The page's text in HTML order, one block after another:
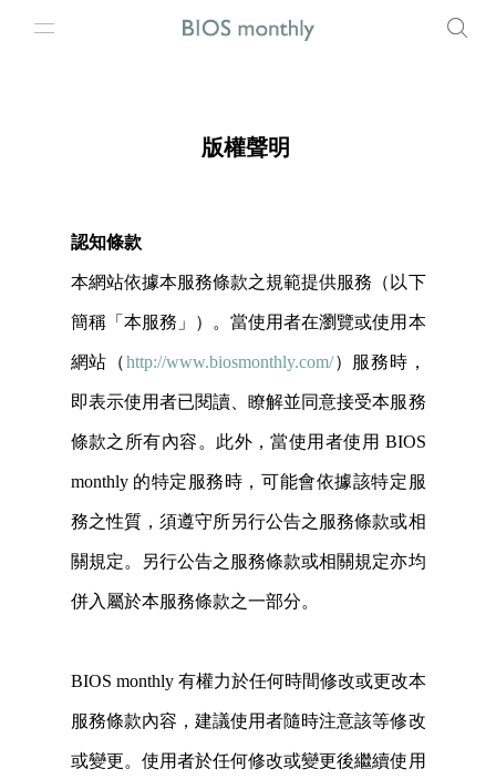
版權聲明
認知條款
本網站依據本服務條款之規範提供服務（以下
簡稱「本服務」）。當使用者在瀏覽或使用本
網站（http://www.biosmonthly.com/）服務時，
即表示使用者已閱讀、瞭解並同意接受本服務
條款之所有內容。此外，當使用者使用 BIOS
monthly 的特定服務時，可能會依據該特定服
務之性質，須遵守所另行公告之服務條款或相
關規定。另行公告之服務條款或相關規定亦均
併入屬於本服務條款之一部分。
BIOS monthly 有權力於任何時間修改或更改本
服務條款內容，建議使用者隨時注意該等修改
或變更。使用者於任何修改或變更後繼續使用